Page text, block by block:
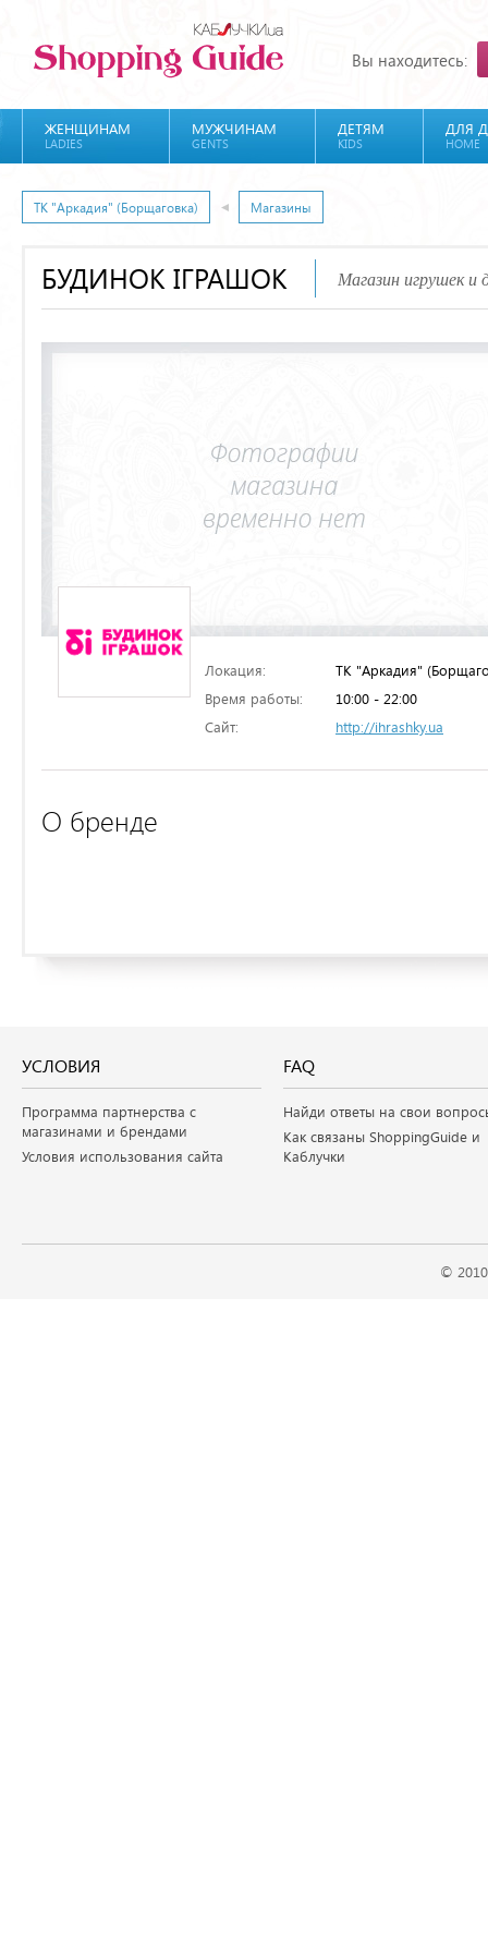
Вы находитесь:
ЖЕНЩИНАМ
LADIES
МУЖЧИНАМ
GENTS
ДЕТЯМ
KIDS
ДЛЯ
HOME
ТК "Аркадия" (Борщаговка) Магазины
БУДИНОК ІГРАШОК Магазин игрушек и
Локация:
ТК "Аркадия"
Время работы:
10:00 - 22:00
Сайт:
http://ihrashky.ua
О бренде
УСЛОВИЯ
Программа партнерства с
магазинами и брендами
Условия использования сайта
FAQ
Найди ответы на свои
Как связаны ShoppingGuide и
Каблучки
©